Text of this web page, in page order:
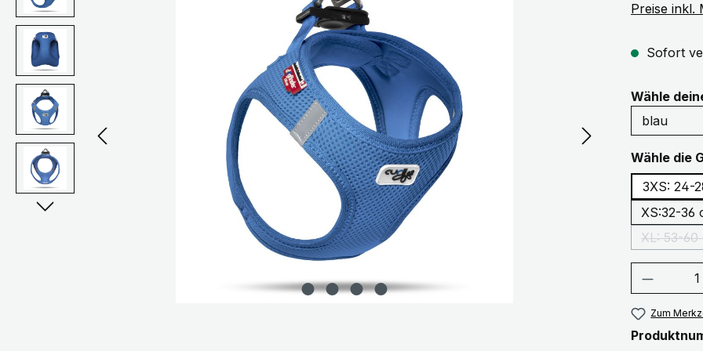
Preise inkl.
Sofort
Wähle
Wähle die
3XS: 24-
XS:32-36
XL: 53-
Zum